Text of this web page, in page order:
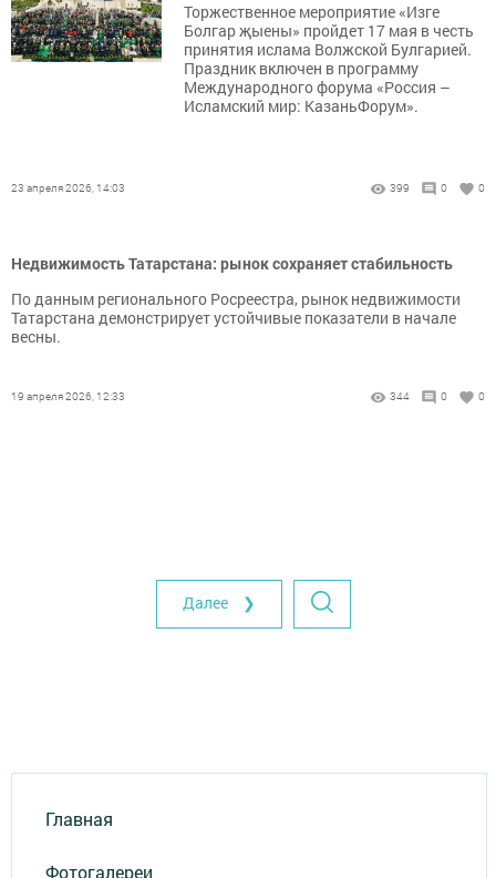
Торжественное мероприятие «Изге
Болгар җыены» пройдет 17 мая в честь
принятия ислама Волжской Булгарией.
Праздник включен в программу
Международного форума «Россия –
Исламский мир: КазаньФорум».
23 апреля 2026, 14:03 399 0 0
Недвижимость Татарстана: рынок сохраняет стабильность
По данным регионального Росреестра, рынок недвижимости
Татарстана демонстрирует устойчивые показатели в начале
весны.
19 апреля 2026, 12:33 344 0 0
Далее ❯
Главная
Фотогалереи